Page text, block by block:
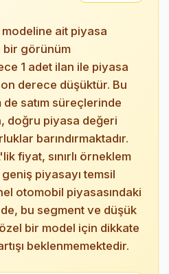
modeline ait piyasa
bir görünüm
1 adet ilan ile piyasa
derece düşüktür. Bu
de satım süreçlerinde
doğru piyasa değeri
barındırmaktadır.
fiyat, sınırlı örneklem
piyasayı temsil
otomobil piyasasındaki
bu segment ve düşük
bir model için dikkate
beklenmemektedir.